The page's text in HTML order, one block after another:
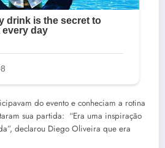
do evento e conheciam a rotina
sua partida: “Era uma inspiração
declarou Diego Oliveira que era